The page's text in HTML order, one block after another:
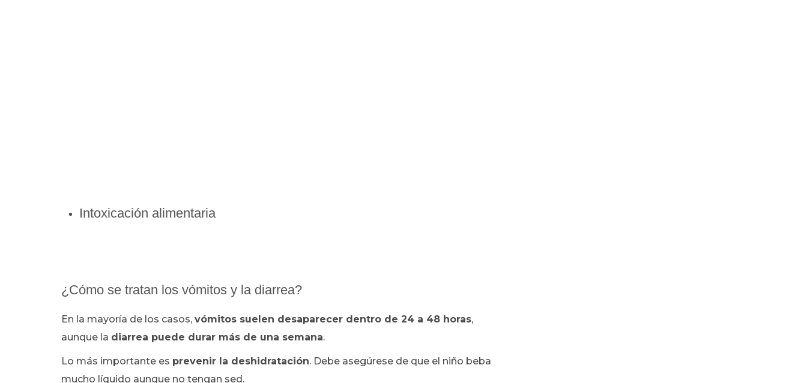
Intoxicación alimentaria
¿Cómo se tratan los vómitos y la diarrea?
En la mayoría de los casos, vómitos suelen desaparecer dentro de 24 a 48 horas,
aunque la diarrea puede durar más de una semana.
Lo más importante es prevenir la deshidratación. Debe asegúrese de que el niño beba
mucho líquido aunque no tengan sed.